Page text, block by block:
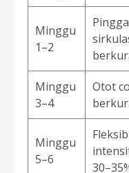
Minggu
1–2
Minggu
3–4
Otot
Minggu
5–6